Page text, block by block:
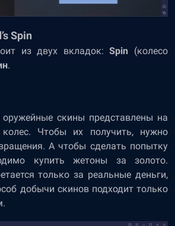
Spin
из двух вкладок:Spin (колесо
.
скины представлены на
колес. Чтобы их получить, нужно
А чтобы сделать попытку
купить жетоны за золото.
только за реальные деньги,
добычи скинов подходит только